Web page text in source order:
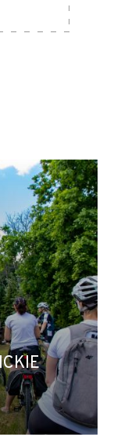
über die
die Region